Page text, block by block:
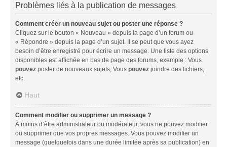
Problèmes liés à la publication de messages
Comment créer un nouveau sujet ou poster une réponse ?
Cliquez sur le bouton « Nouveau » depuis la page d’un forum ou
« Répondre » depuis la page d’un sujet. Il se peut que vous ayez
besoin d’être enregistré pour écrire un message. Une liste des options
disponibles est affichée en bas de page des forums, exemple : Vous
pouvez poster de nouveaux sujets, Vous pouvez joindre des fichiers,
etc.
Haut
Comment modifier ou supprimer un message ?
À moins d’être administrateur ou modérateur, vous ne pouvez modifier
ou supprimer que vos propres messages. Vous pouvez modifier un
message (quelquefois dans une durée limitée après sa publication) en